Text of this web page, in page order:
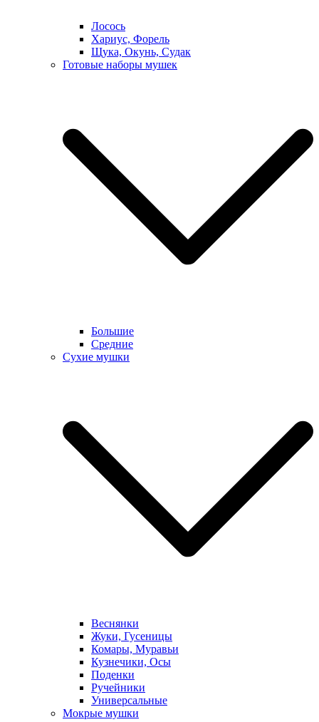
Лосось
Хариус, Форель
Щука, Окунь, Судак
Готовые наборы мушек
Большие
Средние
Сухие мушки
Веснянки
Жуки, Гусеницы
Комары, Муравьи
Кузнечики, Осы
Поденки
Ручейники
Универсальные
Мокрые мушки